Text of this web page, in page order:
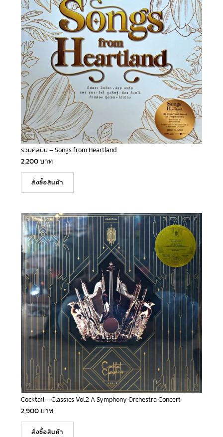
รวมศิลปิน – Songs from Heartland
2,200บาท
สั่งซื้อสินค้า
Cocktail – Classics Vol.2 A Symphony Orchestra Concert
2,900บาท
สั่งซื้อสินค้า